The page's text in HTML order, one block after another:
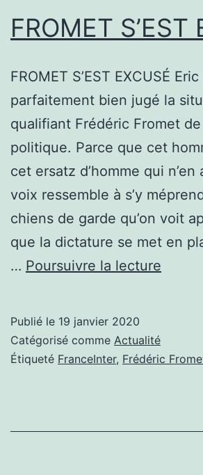
FROMET S’EST
FROMET S’EST EXCUSÉ
parfaitement bien jugé la
qualifiant Frédéric Fromet
politique. Parce que cet
cet ersatz d’homme qui n’en
voix ressemble à s’y
chiens de garde qu’on voit
que la dictature se met en
… Poursuivre la lecture
Publié le 19 janvier 2020
Catégorisé comme Actualité
Étiqueté FranceInter, Frédéric